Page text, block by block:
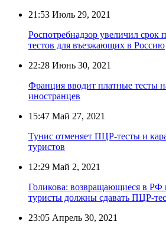
21:53 Июль 29, 2021
Роспотребнадзор увеличил срок
тестов для въезжающих в Россию
22:28 Июнь 30, 2021
Франция вводит платные тесты
иностранцев
15:47 Май 27, 2021
Тунис отменяет ПЦР-тесты и
туристов
12:29 Май 2, 2021
Голикова: возвращающиеся в РФ
туристы должны сдавать ПЦР-
23:05 Апрель 30, 2021